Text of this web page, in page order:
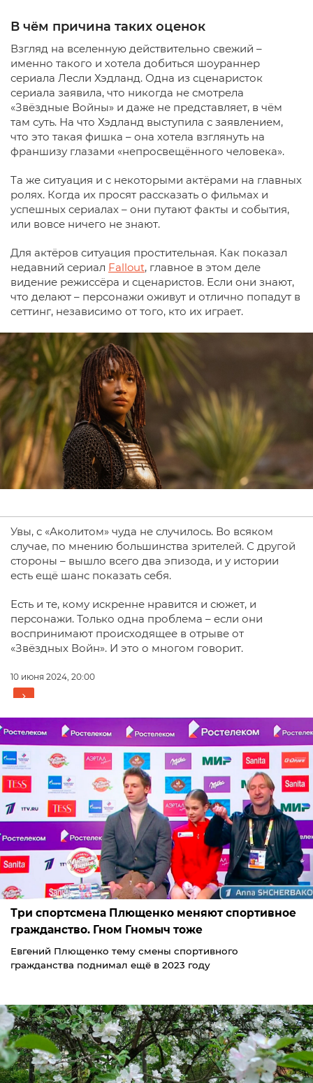
В чём причина таких оценок
Взгляд на вселенную действительно свежий –
именно такого и хотела добиться шоураннер
сериала Лесли Хэдланд. Одна из сценаристок
сериала заявила, что никогда не смотрела
«Звёздные Войны» и даже не представляет, в чём
там суть. На что Хэдланд выступила с заявлением,
что это такая фишка – она хотела взглянуть на
франшизу глазами «непросвещённого человека».
Та же ситуация и с некоторыми актёрами на главных
ролях. Когда их просят рассказать о фильмах и
успешных сериалах – они путают факты и события,
или вовсе ничего не знают.
Для актёров ситуация простительная. Как показал
недавний сериал Fallout, главное в этом деле
видение режиссёра и сценаристов. Если они знают,
что делают – персонажи оживут и отлично попадут в
сеттинг, независимо от того, кто их играет.
Увы, с «Аколитом» чуда не случилось. Во всяком
случае, по мнению большинства зрителей. С другой
стороны – вышло всего два эпизода, и у истории
есть ещё шанс показать себя.
Есть и те, кому искренне нравится и сюжет, и
персонажи. Только одна проблема – если они
воспринимают происходящее в отрыве от
«Звёздных Войн». И это о многом говорит.
10 июня 2024, 20:00
Три спортсмена Плющенко меняют спортивное
гражданство. Гном Гномыч тоже
Евгений Плющенко тему смены спортивного
гражданства поднимал ещё в 2023 году